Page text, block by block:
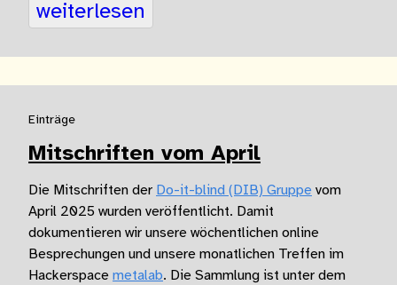
weiterlesen
Einträge
Mitschriften vom April
Die Mitschriften der Do-it-blind (DIB) Gruppe vom
April 2025 wurden veröffentlicht. Damit
dokumentieren wir unsere wöchentlichen online
Besprechungen und unsere monatlichen Treffen im
Hackerspace metalab. Die Sammlung ist unter dem